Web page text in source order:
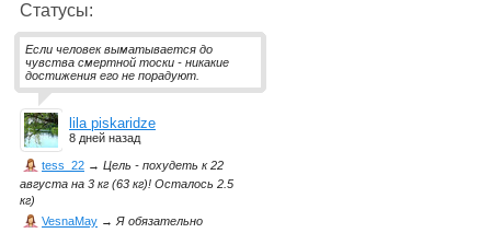
Статусы:
Если человек выматывается до
чувства смертной тоски - никакие
достижения его не порадуют.
lila piskaridze
8 дней назад
tess_22 → Цель - похудеть к 22
августа на 3 кг (63 кг)! Осталось 2.5
кг)
VesnaMay →Я обязательно